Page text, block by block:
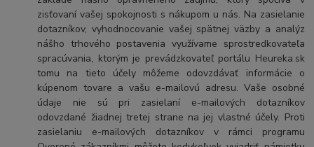
zisťovaní vašej spokojnosti s nákupom u nás. Na zasielanie
dotazníkov, vyhodnocovanie vašej spätnej väzby a analýz
nášho trhového postavenia využívame sprostredkovateľa
spracúvania, ktorým je prevádzkovateľ portálu Heureka.sk
tomu na tieto účely môžeme odovzdávať informácie o
kúpenom tovare a vašu e-mailovú adresu. Vaše osobné
údaje nie sú pri zasielaní e-mailových dotazníkov
odovzdané žiadnej tretej strane na jej vlastné účely. Proti
zasielaniu e-mailových dotazníkov v rámci programu